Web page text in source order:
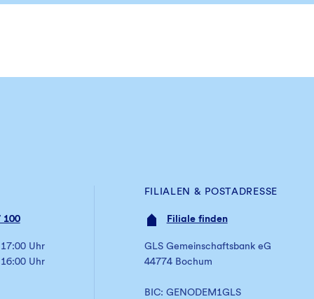
100
Uhr
Uhr
FILIALEN & POSTADRESSE
Filiale finden
GLS Gemeinschaftsbank eG
44774 Bochum
BIC: GENODEM1GLS